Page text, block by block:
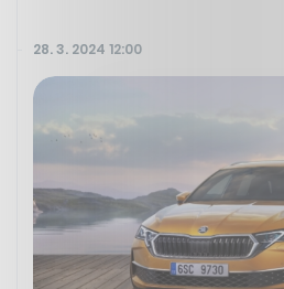
28. 3. 2024 12:00